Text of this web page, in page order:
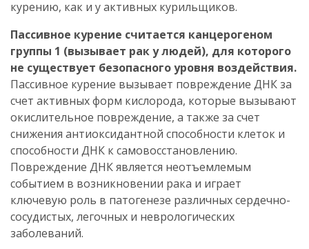
курению, как и у активных курильщиков.
Пассивное курение считается канцерогеном
группы 1 (вызывает рак у людей), для которого
не существует безопасного уровня воздействия.
Пассивное курение вызывает повреждение ДНК за
счет активных форм кислорода, которые вызывают
окислительное повреждение, а также за счет
снижения антиоксидантной способности клеток и
способности ДНК к самовосстановлению.
Повреждение ДНК является неотъемлемым
событием в возникновении рака и играет
ключевую роль в патогенезе различных сердечно-
сосудистых, легочных и неврологических
заболеваний.